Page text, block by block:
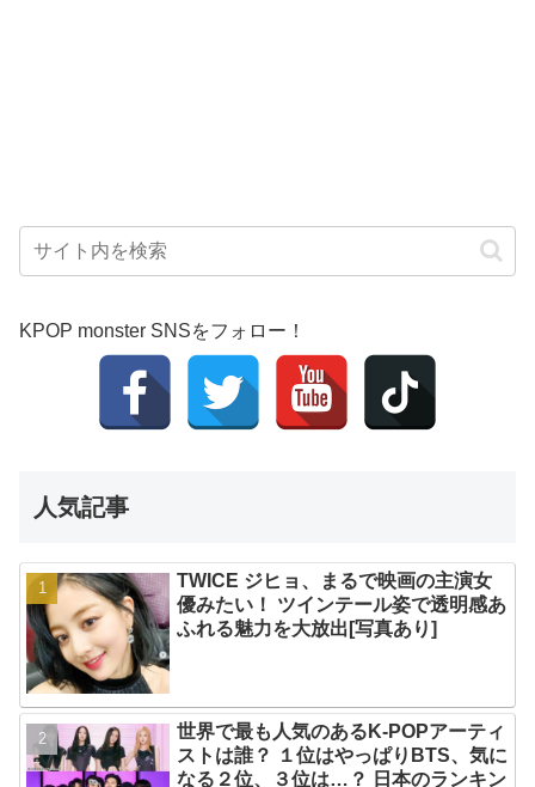
KPOP monster SNSをフォロー！
人気記事
TWICE ジヒョ、まるで映画の主演女
優みたい！ ツインテール姿で透明感あ
ふれる魅力を大放出[写真あり]
世界で最も人気のあるK-POPアーティ
ストは誰？ １位はやっぱりBTS、気に
なる２位、３位は…？ 日本のランキン